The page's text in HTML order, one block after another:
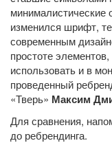
минималистические
изменился шрифт,
современным
простоте
использовать и в
проведенный
«Тверь» Максим
Для сравнения,
до ребрендинга.